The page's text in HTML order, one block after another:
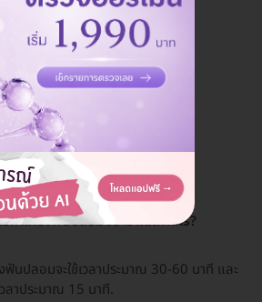
ดูรีวิวทั้งหมด
รทำโครงฟันปลอมประมาณเท่าไหร่?
ฟันปลอมจะใช้เวลาประมาณ 30-60 นาที และ
ลาประมาณ 15 นาที.